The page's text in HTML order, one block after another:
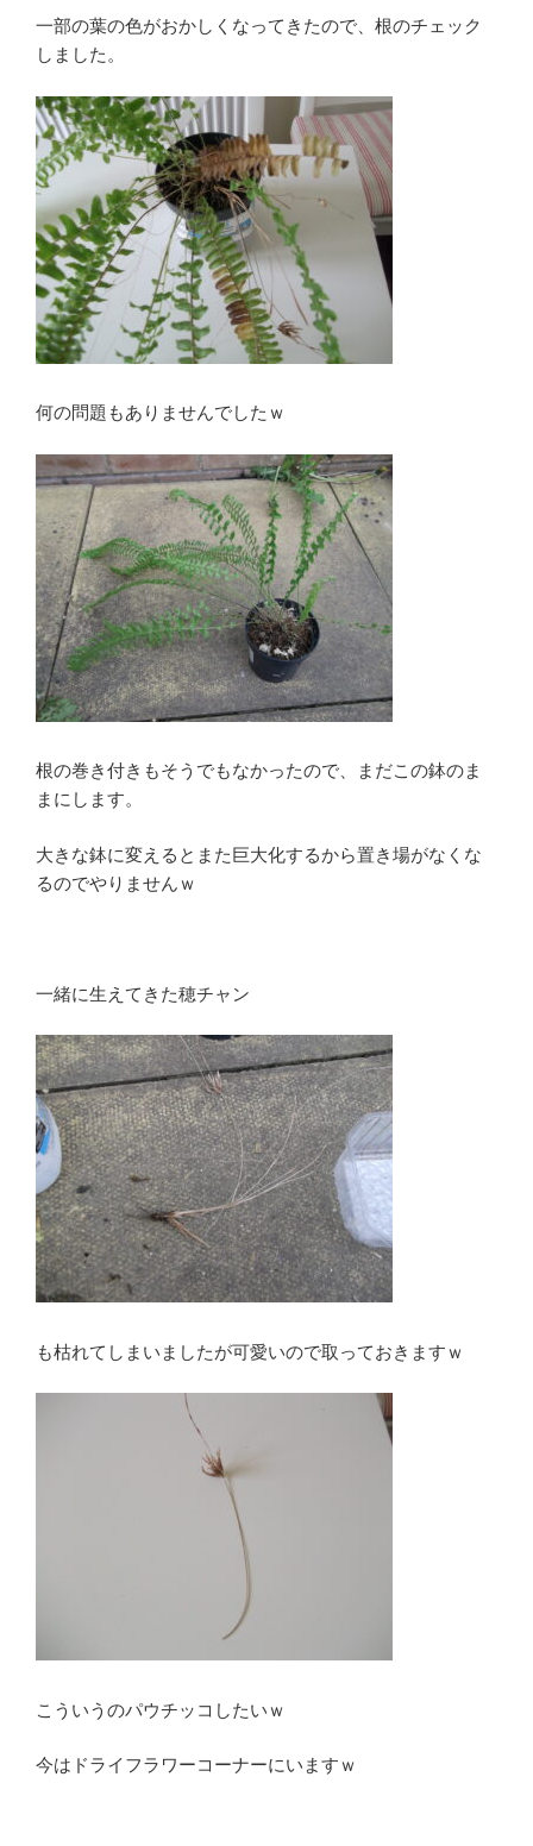
一部の葉の色がおかしくなってきたので、根のチェック
しました。
何の問題もありませんでしたｗ
根の巻き付きもそうでもなかったので、まだこの鉢のま
まにします。
大きな鉢に変えるとまた巨大化するから置き場がなくな
るのでやりませんｗ
一緒に生えてきた穂チャン
も枯れてしまいましたが可愛いので取っておきますｗ
こういうのパウチッコしたいｗ
今はドライフラワーコーナーにいますｗ